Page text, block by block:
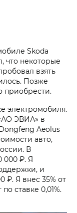
Skoda
что некоторые
взять
Позже
приобрести.
электромобиля.
ЭВИА» в
Aeolus
авто,
В
000 ₽. Я
и
₽. Я внес 35% от
ставке 0,01%.